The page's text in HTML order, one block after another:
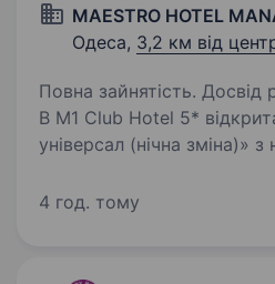
MAESTRO HOTEL
Одеса, 3,2 км від
Повна зайнятість. Досвід
В M1 Club Hotel 5*
універсал (нічна зміна)»
роботи на аналогічній
4 год. тому